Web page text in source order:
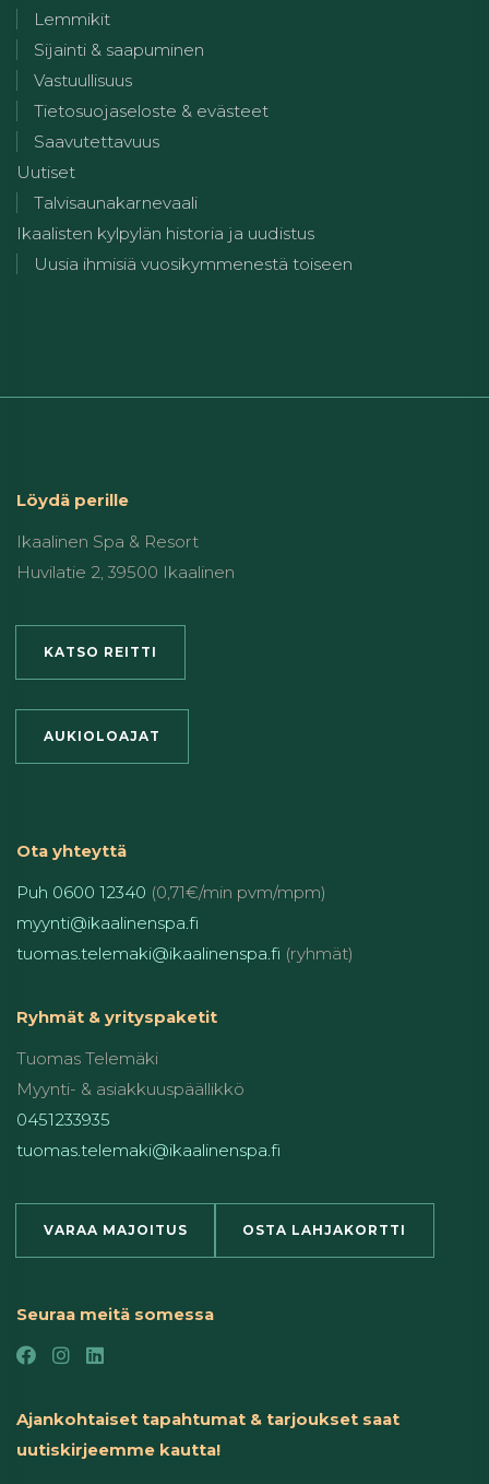
Lemmikit
Sijainti & saapuminen
Vastuullisuus
Tietosuojaseloste & evästeet
Saavutettavuus
Uutiset
Talvisaunakarnevaali
Ikaalisten kylpylän historia ja uudistus
Uusia ihmisiä vuosikymmenestä toiseen
Löydä perille
Ikaalinen Spa & Resort
Huvilatie 2, 39500 Ikaalinen
KATSO REITTI
AUKIOLOAJAT
Ota yhteyttä
Puh 0600 12340 (0,71€/min pvm/mpm)
myynti@ikaalinenspa.fi
tuomas.telemaki@ikaalinenspa.fi (ryhmät)
Ryhmät & yrityspaketit
Tuomas Telemäki
Myynti- & asiakkuuspäällikkö
0451233935
tuomas.telemaki@ikaalinenspa.fi
VARAA MAJOITUS OSTA LAHJAKORTTI
Seuraa meitä somessa
Ajankohtaiset tapahtumat & tarjoukset saat
uutiskirjeemme kautta!